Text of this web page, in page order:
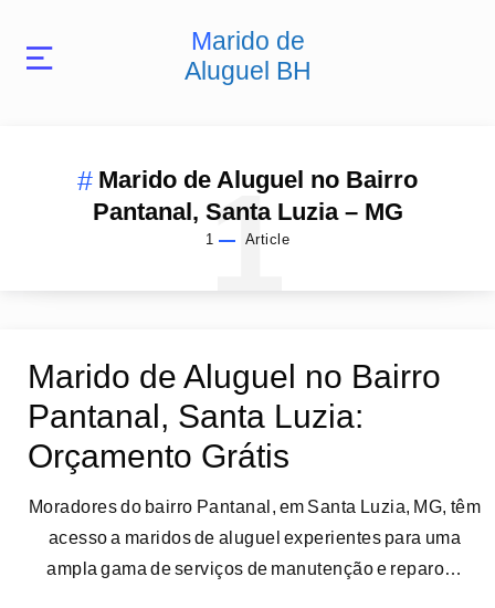
Marido de
Aluguel BH
Marido de Aluguel no Bairro
Pantanal, Santa Luzia – MG
1 Article
1
Marido de Aluguel no Bairro
Pantanal, Santa Luzia:
Orçamento Grátis
Moradores do bairro Pantanal, em Santa Luzia, MG, têm
acesso a maridos de aluguel experientes para uma
ampla gama de serviços de manutenção e reparo…